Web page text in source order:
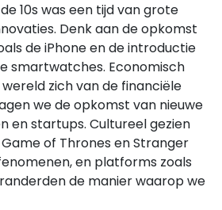
10s was een tijd van grote
Denk aan de opkomst
de iPhone en de introductie
smartwatches. Economisch
zich van de financiële
we de opkomst van nieuwe
en startups. Cultureel gezien
of Thrones en Stranger
en platforms zoals
de manier waarop we